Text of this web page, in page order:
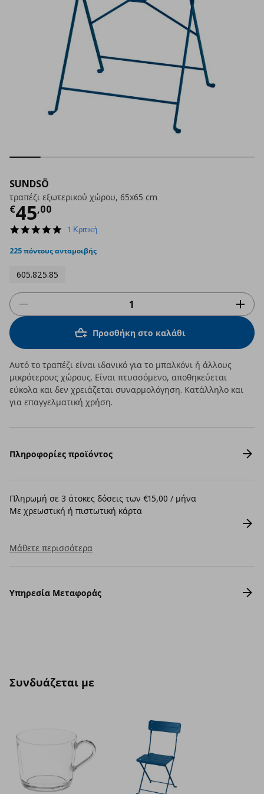
SUNDSÖ
τραπέζι εξωτερικού χώρου, 65x65 cm
€45,00
Τρέχουσα τιμή
5.0
rating
1 Κριτική
225 πόντους ανταμοιβής
605.825.85
Προσθήκη στο καλάθι
Αυτό το τραπέζι είναι ιδανικό για το μπαλκόνι ή άλλους
μικρότερους χώρους. Είναι πτυσσόμενο, αποθηκεύεται
εύκολα και δεν χρειάζεται συναρμολόγηση. Κατάλληλο και
για επαγγελματική χρήση.
Πληροφορίες προϊόντος
Πληρωμή σε 3 άτοκες δόσεις των €15,00 / μήνα
Με χρεωστική ή πιστωτική κάρτα
Μάθετε περισσότερα
Υπηρεσία Μεταφοράς
Συνδυάζεται με